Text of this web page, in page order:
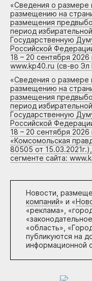
«Сведения о размере
размещению на
размещения
период
Государственную
Российской
18 – 20 сентября
www.kp40.ru (св-во
«Сведения о размере
размещению на
размещения
период
Государственную
Российской
18 – 20 сентября
«Комсомольская
80505 от
сегменте сайта:
Новости,
компаний» и «
«реклама»,
«область»,
публикуются на
информационной